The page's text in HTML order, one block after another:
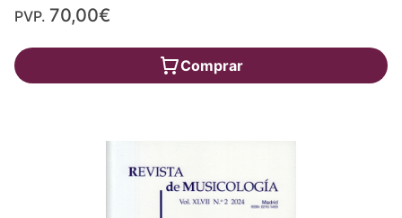
PVP. 70,00€
Comprar